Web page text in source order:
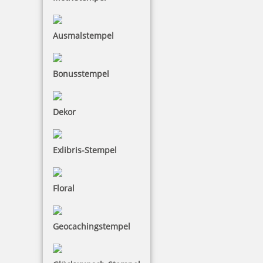
Ausmalstempel
Bonusstempel
Dekor
Exlibris-Stempel
Floral
Geocachingstempel
Colop Printer Motivstempel Viel Glück, Feiern, Einladung
zur Geburt, zur Taufe oder anderen Anlässen. Die
praktischen Glückwunschstempel eignen sich auch
für Einladungen oder für ein herzliches Dankeschön.
Mit diesen Motivstempeln kann man nicht nur